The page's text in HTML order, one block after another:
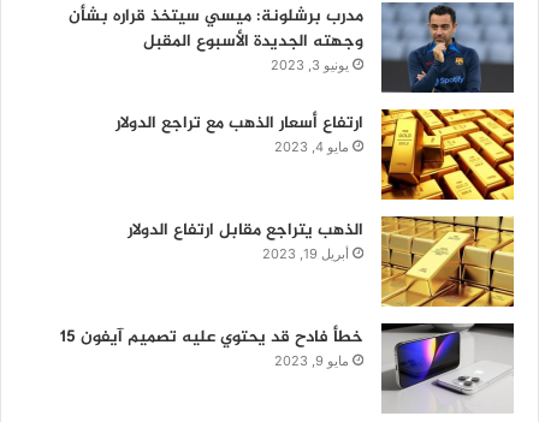
مدرب برشلونة: ميسي سيتخذ قراره بشأن
وجهته الجديدة الأسبوع المقبل
يونيو 3, 2023
ارتفاع أسعار الذهب مع تراجع الدولار
مايو 4, 2023
الذهب يتراجع مقابل ارتفاع الدولار
أبريل 19, 2023
خطأ فادح قد يحتوي عليه تصميم آيفون 15
مايو 9, 2023